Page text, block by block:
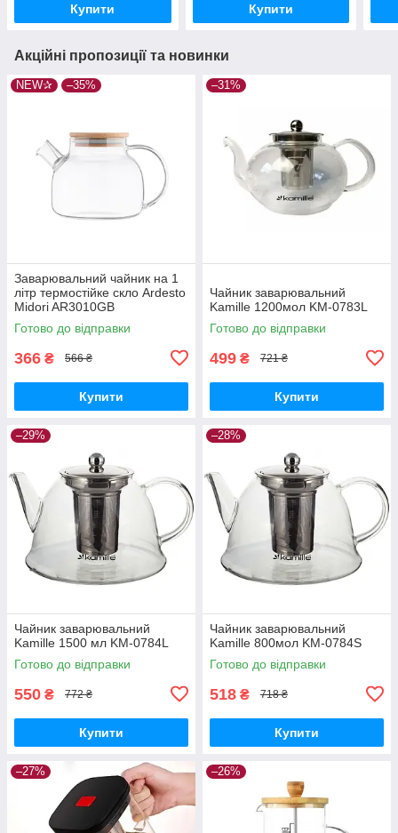
Купити Купити
Акційні пропозиції та новинки
NEW✰ –35%
Заварювальний чайник на 1
літр термостійке скло Ardesto
Midori AR3010GB
Готово до відправки
366 ₴ 566 ₴
Купити
–31%
Чайник заварювальний
Kamille 1200мол KM-0783L
Готово до відправки
499 ₴ 721 ₴
Купити
–29%
Чайник заварювальний
Kamille 1500 мл KM-0784L
Готово до відправки
550 ₴ 772 ₴
Купити
–28%
Чайник заварювальний
Kamille 800мол KM-0784S
Готово до відправки
518 ₴ 718 ₴
Купити
–27% –26%